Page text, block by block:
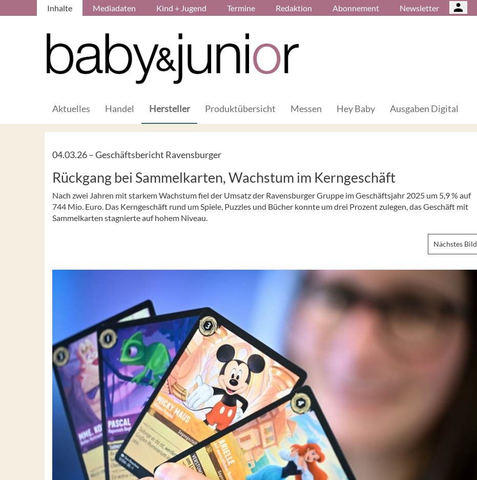
Inhalte Mediadaten Kind + Jugend Termine Redaktion Abonnement Newsletter
Aktuelles Handel Hersteller Produktübersicht Messen Hey Baby Ausgaben Digital
04.03.26 –Geschäftsbericht Ravensburger
Rückgang bei Sammelkarten, Wachstum im Kerngeschäft
Nach zwei Jahren mit starkem Wachstum fiel der Umsatz der Ravensburger Gruppe im Geschäftsjahr 2025 um 5,9 % auf
744 Mio. Euro. Das Kerngeschäft rund um Spiele, Puzzles und Bücher konnte um drei Prozent zulegen, das Geschäft mit
Sammelkarten stagnierte auf hohem Niveau.
Nächstes Bild